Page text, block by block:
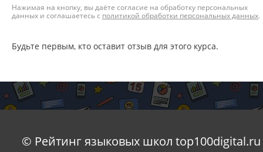
Нажимая на кнопку, вы даёте согласие на обработку персональных
данных и соглашаетесь с политикой обработки персональных данных.
Будьте первым, кто оставит отзыв для этого курса.
© Рейтинг языковых школ top100digital.ru